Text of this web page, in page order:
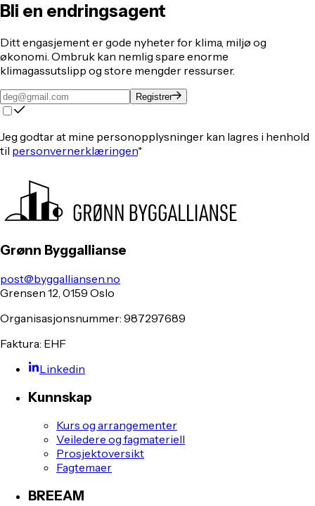
Bli en endringsagent
Ditt engasjement er gode nyheter for klima, miljø og
økonomi. Ombruk kan nemlig spare enorme
klimagassutslipp og store mengder ressurser.
Registrer
Jeg godtar at mine personopplysninger kan lagres i henhold
til personvernerklæringen*
Grønn Byggallianse
post@byggalliansen.no
Grensen 12, 0159 Oslo
Organisasjonsnummer: 987297689
Faktura: EHF
Linkedin
Kunnskap
Kurs og arrangementer
Veiledere og fagmateriell
Prosjektoversikt
Fagtemaer
BREEAM